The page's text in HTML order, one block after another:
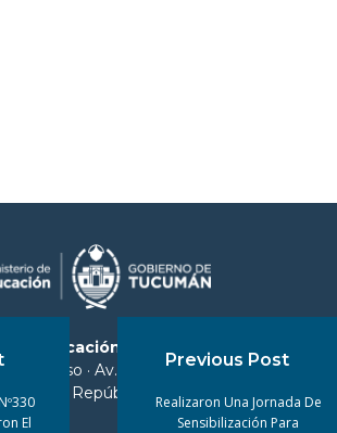
de Educación de Tucumán
· 1º piso · Av. Sarmiento 850 -
- República Argentina
Previous Post
Realizaron Una Jornada De
Sensibilización Para
El